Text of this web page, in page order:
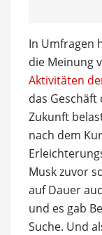
In Umfragen
die Meinung
Aktivitäten
das
Zukunft
nach dem
Musk zuvor
auf Dauer
und es gab
Suche. Und